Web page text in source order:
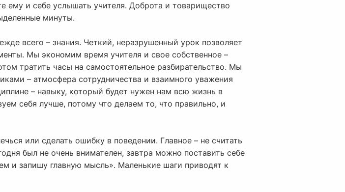
ему и себе услышать учителя. Доброта и товарищество
минуты.
всего – знания. Четкий, неразрушенный урок позволяет
Мы экономим время учителя и свое собственное –
тратить часы на самостоятельное разбирательство. Мы
– атмосфера сотрудничества и взаимного уважения
– навыку, который будет нужен нам всю жизнь в
себя лучше, потому что делаем то, что правильно, и
или сделать ошибку в поведении. Главное – не считать
был не очень внимателен, завтра можно поставить себе
и запишу главную мысль». Маленькие шаги приводят к